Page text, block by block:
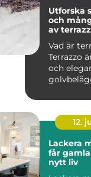
Utforska
och
av
Vad är
Terrazzo
och
12.
Lackera
får
nytt liv